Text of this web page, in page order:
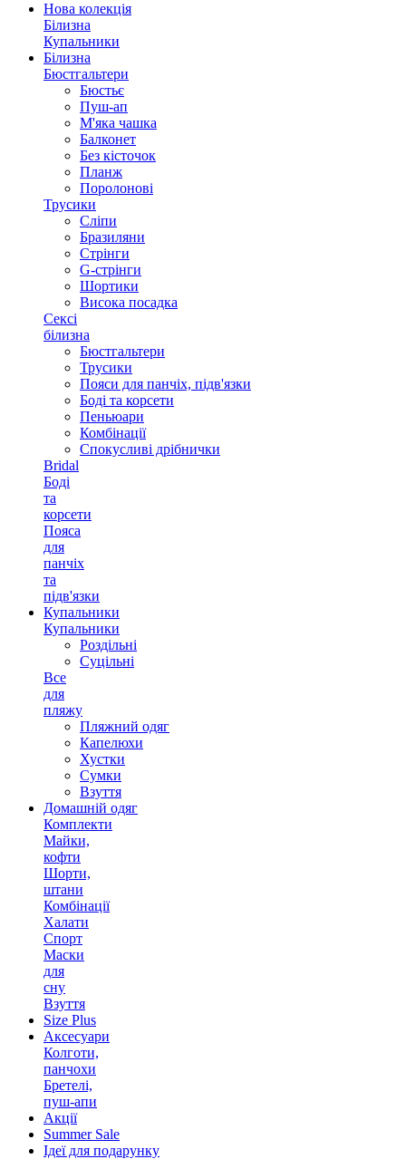
Нова колекція
Білизна
Купальники
Білизна
Бюстгальтери
Бюстьє
Пуш-ап
М'яка чашка
Балконет
Без кісточок
Планж
Поролонові
Трусики
Сліпи
Бразиляни
Стрінги
G-стрінги
Шортики
Висока посадка
Сексі
білизна
Бюстгальтери
Трусики
Пояси для панчіх, підв'язки
Боді та корсети
Пеньюари
Комбінації
Спокусливі дрібнички
Bridal
Боді
та
корсети
Пояса
для
панчіх
та
підв'язки
Купальники
Купальники
Роздільні
Суцільні
Все
для
пляжу
Пляжний одяг
Капелюхи
Хустки
Сумки
Взуття
Домашній одяг
Комплекти
Майки,
кофти
Шорти,
штани
Комбінації
Халати
Спорт
Маски
для
сну
Взуття
Size Plus
Аксесуари
Колготи,
панчохи
Бретелі,
пуш-апи
Акції
Summer Sale
Ідеї для подарунку